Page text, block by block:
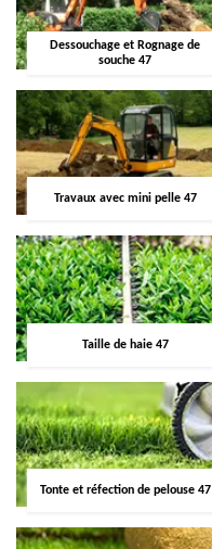
Dessouchage et Rognage de
souche 47
Travaux avec mini pelle 47
Taille de haie 47
Tonte et réfection de pelouse 47